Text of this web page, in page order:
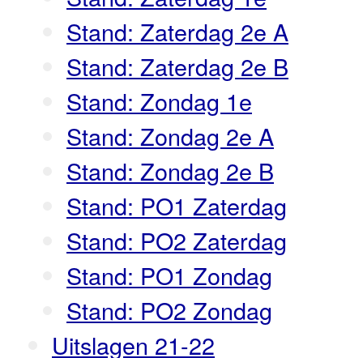
Stand: Zaterdag 2e A
Stand: Zaterdag 2e B
Stand: Zondag 1e
Stand: Zondag 2e A
Stand: Zondag 2e B
Stand: PO1 Zaterdag
Stand: PO2 Zaterdag
Stand: PO1 Zondag
Stand: PO2 Zondag
Uitslagen 21-22